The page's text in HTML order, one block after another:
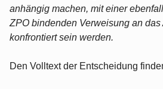
anhängig machen, mit einer
ZPO bindenden Verweisung an das
konfrontiert sein werden.
Den Volltext der Entscheidung